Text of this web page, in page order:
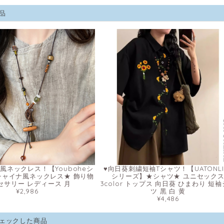
ネックレス！【Youboheシ
イナ風ネックレス★ 飾り物
サリー レディース 月
¥2,986
♥向日葵刺繍短袖Tシャツ！【
シリーズ】★シャツ★ ユニセックス
3color トップス 向日葵 ひまわり 短袖
ツ 黒 白 黄
¥4,486
ックした商品